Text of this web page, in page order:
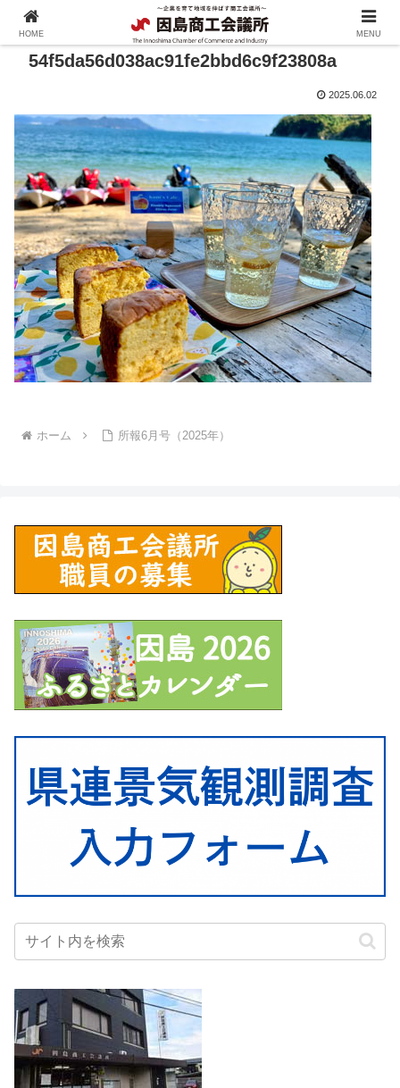
54f5da56d038ac91fe2bbd6c9f23808a
2025.06.02
ホーム 所報6月号（2025年）
HOME MENU